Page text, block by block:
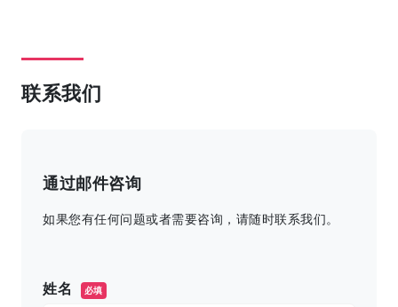
联系我们
通过邮件咨询
如果您有任何问题或者需要咨询，请随时联系我们。
姓名 必填